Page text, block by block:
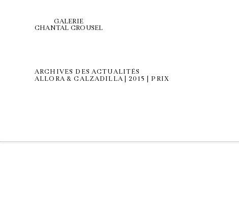
GALERIE
CHANTAL CROUSEL
ARCHIVES DES ACTUALITÉS
ALLORA & CALZADILLA | 2015 | PRIX